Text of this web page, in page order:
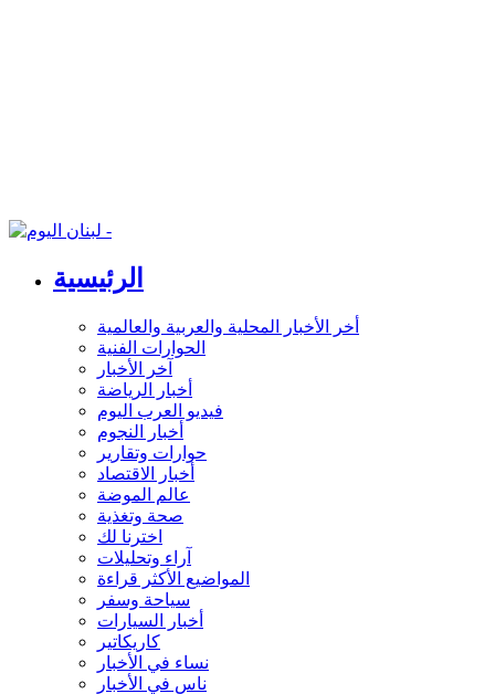
الرئيسية
أخر الأخبار المحلية والعربية والعالمية
الحوارات الفنية
آخر الأخبار
أخبار الرياضة
فيديو العرب اليوم
أخبار النجوم
حوارات وتقارير
أخبار الاقتصاد
عالم الموضة
صحة وتغذية
اخترنا لك
آراء وتحليلات
المواضيع الأكثر قراءة
سياحة وسفر
أخبار السيارات
كاريكاتير
نساء في الأخبار
ناس في الأخبار